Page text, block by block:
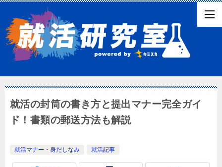
就活の封筒の書き方と提出マナー完全ガイ
ド！書類の郵送方法も解説
就活マナー・身だしなみ 就活記事